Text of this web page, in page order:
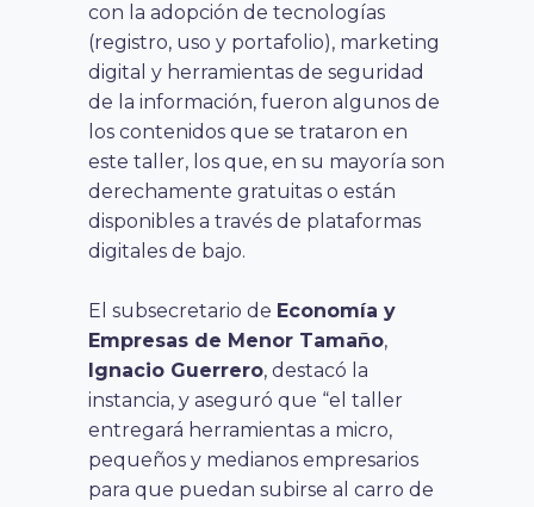
con la adopción de tecnologías
(registro, uso y portafolio), marketing
digital y herramientas de seguridad
de la información, fueron algunos de
los contenidos que se trataron en
este taller, los que, en su mayoría son
derechamente gratuitas o están
disponibles a través de plataformas
digitales de bajo.
El subsecretario de Economía y
Empresas de Menor Tamaño,
Ignacio Guerrero, destacó la
instancia, y aseguró que “el taller
entregará herramientas a micro,
pequeños y medianos empresarios
para que puedan subirse al carro de